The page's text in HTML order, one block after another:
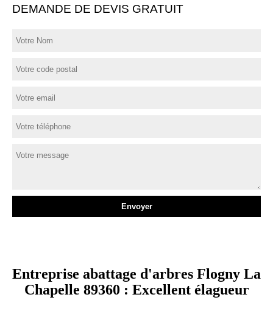
DEMANDE DE DEVIS GRATUIT
Entreprise abattage d'arbres Flogny La
Chapelle 89360 : Excellent élagueur